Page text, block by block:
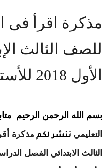
مذكرة اقرأ فى
للصف الثالث
الأول 2018 للأستاذ أنور أحمد
بسم الله الرحمن الرحيم
التعليمي ننشر لكم مذكرة